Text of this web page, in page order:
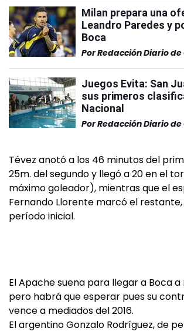
Milan prepara una
Leandro Paredes y
Boca
PorRedacción Diario de
Juegos Evita: San
sus primeros
Nacional
PorRedacción Diario de
Tévez anotó a los 46 minutos del
25m. del segundo y llegó a 20 en el
máximo goleador), mientras que el
Fernando Llorente marcó el restante,
período inicial.
El Apache suena para llegar a Boca
pero habrá que esperar pues su
vence a mediados del 2016.
El argentino Gonzalo Rodríguez, de